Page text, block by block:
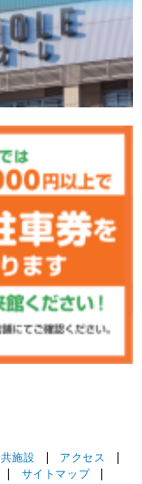
施設 | アクセス
|
| サイトマップ
|